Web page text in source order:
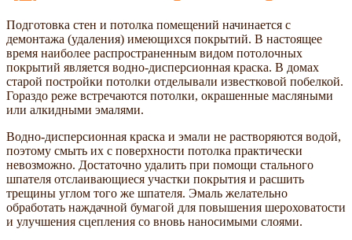
Подготовка стен и потолка помещений начинается с
демонтажа (удаления) имеющихся покрытий. В настоящее
время наиболее распространенным видом потолочных
покрытий является водно-дисперсионная краска. В домах
старой постройки потолки отделывали известковой побелкой.
Гораздо реже встречаются потолки, окрашенные масляными
или алкидными эмалями.
Водно-дисперсионная краска и эмали не растворяются водой,
поэтому смыть их с поверхности потолка практически
невозможно. Достаточно удалить при помощи стального
шпателя отслаивающиеся участки покрытия и расшить
трещины углом того же шпателя. Эмаль желательно
обработать наждачной бумагой для повышения шероховатости
и улучшения сцепления со вновь наносимыми слоями.